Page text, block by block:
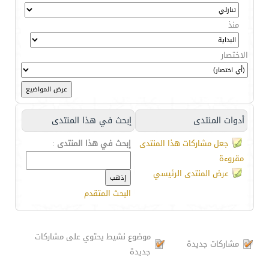
منذ
الاختصار
أدوات المنتدى إبحث في هذا المنتدى
جعل مشاركات هذا المنتدى
مقروءة
عرض المنتدى الرئيسي
إبحث في هذا المنتدى :
البحث المتقدم
مشاركات جديدة
موضوع نشيط يحتوي على مشاركات
جديدة